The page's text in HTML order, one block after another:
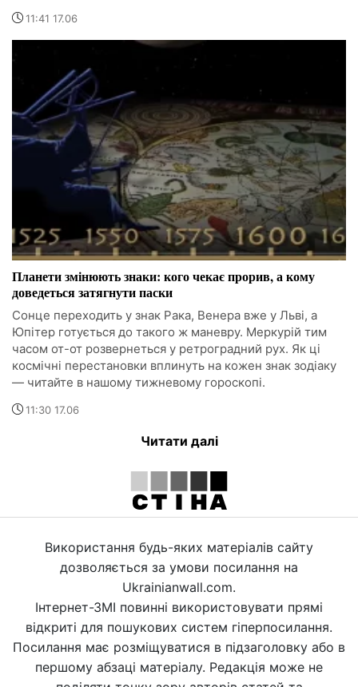
11:41 17.06
Планети змінюють знаки: кого чекає прорив, а кому
доведеться затягнути паски
Сонце переходить у знак Рака, Венера вже у Льві, а
Юпітер готується до такого ж маневру. Меркурій тим
часом от-от розвернеться у ретроградний рух. Як ці
космічні перестановки вплинуть на кожен знак зодіаку
— читайте в нашому тижневому гороскопі.
11:30 17.06
Читати далі
Використання будь-яких матеріалів сайту
дозволяється за умови посилання на
Ukrainianwall.com.
Інтернет-ЗМІ повинні використовувати прямі
відкриті для пошукових систем гіперпосилання.
Посилання має розміщуватися в підзаголовку або в
першому абзаці матеріалу. Редакція може не